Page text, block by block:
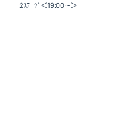
2ｽﾃｰｼﾞ＜19:00～＞